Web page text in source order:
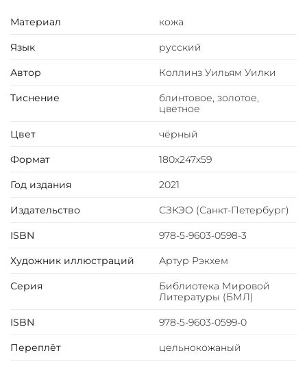
ОПИСАНИЕ
Форзац из дизайнерской бумаги Malmero с тиснением
6 бинтов на корешке, ручной обработки.
Каптал золотой из натуральной кожи.
Обрез блока - золото с торшонированием.
Ляссе.
печатью.
Вес 1480г
Материал кожа
Язык русский
Автор Коллинз Уильям Уилки
Тиснение
блинтовое, золотое,
цветное
Цвет чёрный
Формат 180х247х59
Год издания 2021
Издательство СЗКЭО (Санкт-Петербург)
ISBN 978-5-9603-0598-3
Художник иллюстраций Артур Рэкхем
Серия
Библиотека Мировой
Литературы (БМЛ)
ISBN 978-5-9603-0599-0
Переплёт цельнокожаный